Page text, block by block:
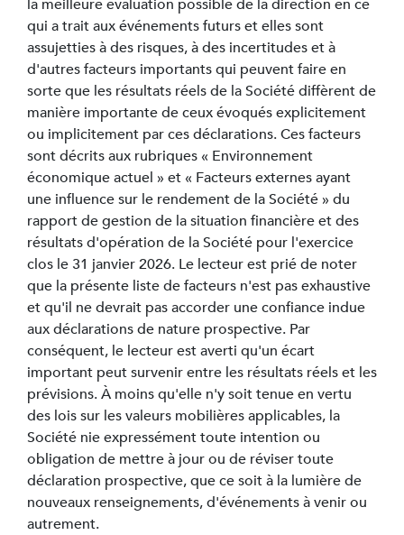
la meilleure évaluation possible de la direction en ce
qui a trait aux événements futurs et elles sont
assujetties à des risques, à des incertitudes et à
d'autres facteurs importants qui peuvent faire en
sorte que les résultats réels de la Société diffèrent de
manière importante de ceux évoqués explicitement
ou implicitement par ces déclarations. Ces facteurs
sont décrits aux rubriques « Environnement
économique actuel » et « Facteurs externes ayant
une influence sur le rendement de la Société » du
rapport de gestion de la situation financière et des
résultats d'opération de la Société pour l'exercice
clos le 31 janvier 2026. Le lecteur est prié de noter
que la présente liste de facteurs n'est pas exhaustive
et qu'il ne devrait pas accorder une confiance indue
aux déclarations de nature prospective. Par
conséquent, le lecteur est averti qu'un écart
important peut survenir entre les résultats réels et les
prévisions. À moins qu'elle n'y soit tenue en vertu
des lois sur les valeurs mobilières applicables, la
Société nie expressément toute intention ou
obligation de mettre à jour ou de réviser toute
déclaration prospective, que ce soit à la lumière de
nouveaux renseignements, d'événements à venir ou
autrement.